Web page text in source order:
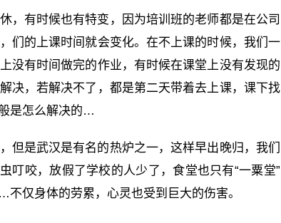
，有时候也有特变，因为培训班的老师都是在公司
们的上课时间就会变化。在不上课的时候，我们一
没有时间做完的作业，有时候在课堂上没有发现的
决，若解决不了，都是第二天带着去上课，课下找
是怎么解决的…
但是武汉是有名的热炉之一，这样早出晚归，我们
叮咬，放假了学校的人少了，食堂也只有“一粟堂”
仅身体的劳累，心灵也受到巨大的伤害。